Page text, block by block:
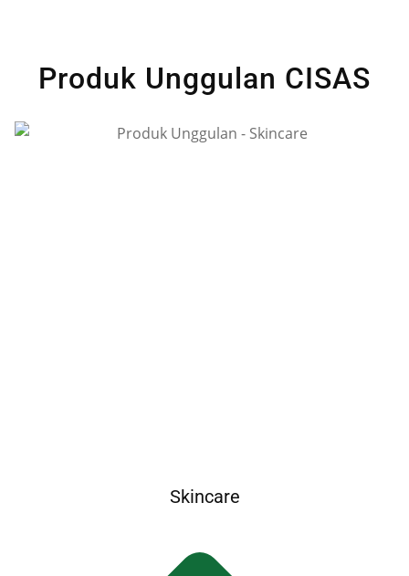
Produk Unggulan CISAS
Skincare